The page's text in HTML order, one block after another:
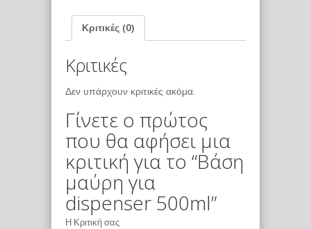
Κριτικές (0)
Κριτικές
Δεν υπάρχουν κριτικές ακόμα.
Γίνετε ο πρώτος
που θα αφήσει μια
κριτική για το “Βάση
μαύρη για
dispenser 500ml”
Η Κριτική σας